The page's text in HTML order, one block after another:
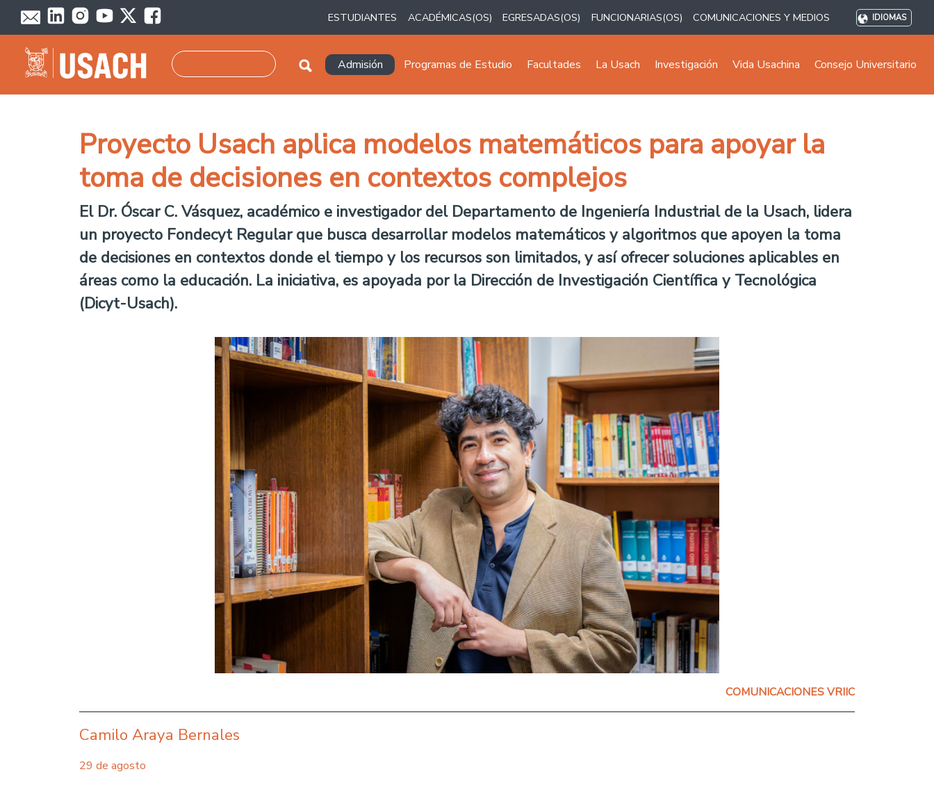
Pasar al contenido principal
ESTUDIANTES ACADÉMICAS(OS) EGRESADAS(OS) FUNCIONARIAS(OS) COMUNICACIONES Y MEDIOS IDIOMAS
Navegación principal
Admisión Programas de Estudio Facultades La Usach Investigación Vida Usachina Consejo Universitario
Proyecto Usach aplica modelos matemáticos para apoyar la
toma de decisiones en contextos complejos
El Dr. Óscar C. Vásquez, académico e investigador del Departamento de Ingeniería Industrial de la Usach, lidera
un proyecto Fondecyt Regular que busca desarrollar modelos matemáticos y algoritmos que apoyen la toma
de decisiones en contextos donde el tiempo y los recursos son limitados, y así ofrecer soluciones aplicables en
áreas como la educación. La iniciativa, es apoyada por la Dirección de Investigación Científica y Tecnológica
(Dicyt-Usach).
COMUNICACIONES VRIIC
Camilo Araya Bernales
29 de agosto